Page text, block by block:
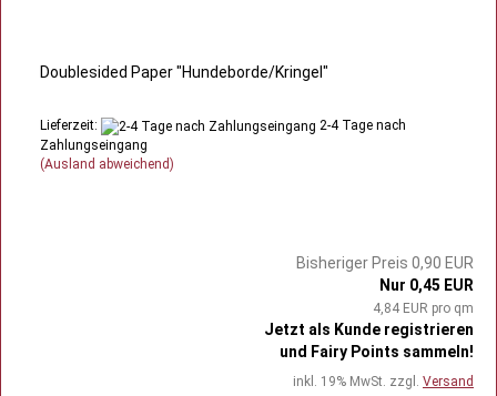
Doublesided Paper "Hundeborde/Kringel"
Lieferzeit:
2-4 Tage nach
Zahlungseingang
(Ausland abweichend)
Bisheriger Preis 0,90 EUR
Nur 0,45 EUR
4,84 EUR pro qm
Jetzt als Kunde registrieren
und Fairy Points sammeln!
inkl. 19% MwSt. zzgl. Versand